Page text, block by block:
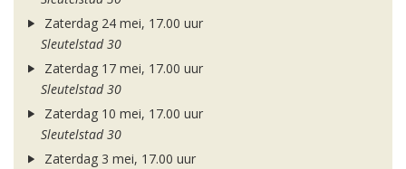
Zaterdag 24 mei, 17.00 uur
Sleutelstad 30
Zaterdag 17 mei, 17.00 uur
Sleutelstad 30
Zaterdag 10 mei, 17.00 uur
Sleutelstad 30
Zaterdag 3 mei, 17.00 uur